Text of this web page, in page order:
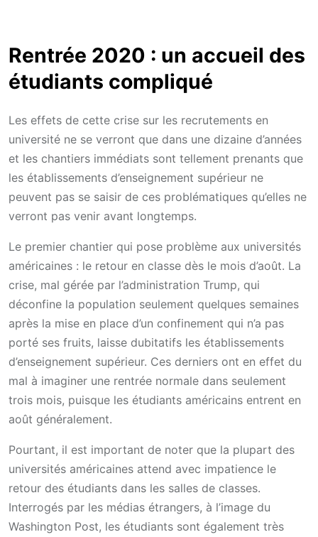
Rentrée 2020 : un accueil des
étudiants compliqué
Les effets de cette crise sur les recrutements en
université ne se verront que dans une dizaine d’années
et les chantiers immédiats sont tellement prenants que
les établissements d’enseignement supérieur ne
peuvent pas se saisir de ces problématiques qu’elles ne
verront pas venir avant longtemps.
Le premier chantier qui pose problème aux universités
américaines : le retour en classe dès le mois d’août. La
crise, mal gérée par l’administration Trump, qui
déconfine la population seulement quelques semaines
après la mise en place d’un confinement qui n’a pas
porté ses fruits, laisse dubitatifs les établissements
d’enseignement supérieur. Ces derniers ont en effet du
mal à imaginer une rentrée normale dans seulement
trois mois, puisque les étudiants américains entrent en
août généralement.
Pourtant, il est important de noter que la plupart des
universités américaines attend avec impatience le
retour des étudiants dans les salles de classes.
Interrogés par les médias étrangers, à l’image du
Washington Post, les étudiants sont également très